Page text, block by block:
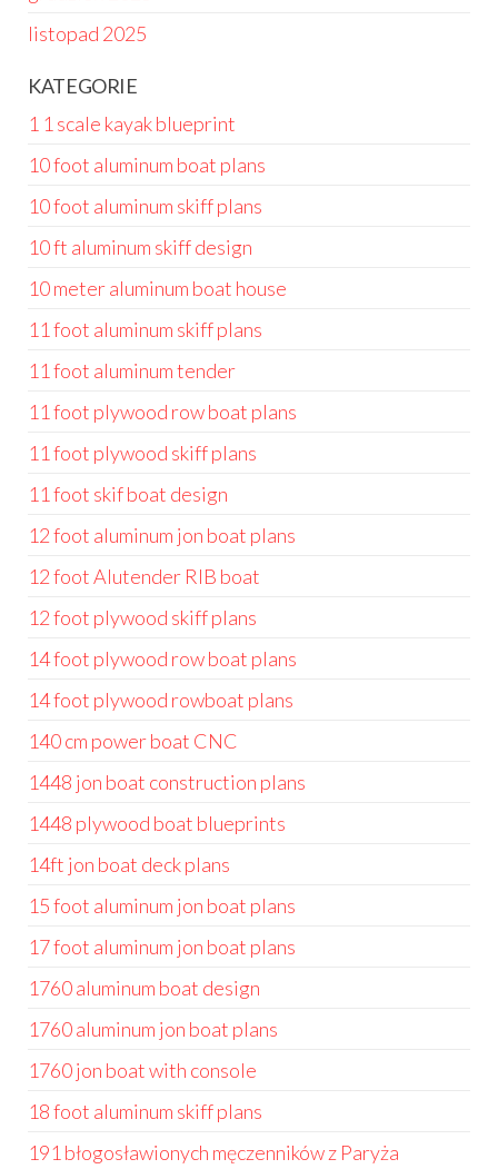
listopad 2025
KATEGORIE
1 1 scale kayak blueprint
10 foot aluminum boat plans
10 foot aluminum skiff plans
10 ft aluminum skiff design
10 meter aluminum boat house
11 foot aluminum skiff plans
11 foot aluminum tender
11 foot plywood row boat plans
11 foot plywood skiff plans
11 foot skif boat design
12 foot aluminum jon boat plans
12 foot Alutender RIB boat
12 foot plywood skiff plans
14 foot plywood row boat plans
14 foot plywood rowboat plans
140 cm power boat CNC
1448 jon boat construction plans
1448 plywood boat blueprints
14ft jon boat deck plans
15 foot aluminum jon boat plans
17 foot aluminum jon boat plans
1760 aluminum boat design
1760 aluminum jon boat plans
1760 jon boat with console
18 foot aluminum skiff plans
191 błogosławionych męczenników z Paryża